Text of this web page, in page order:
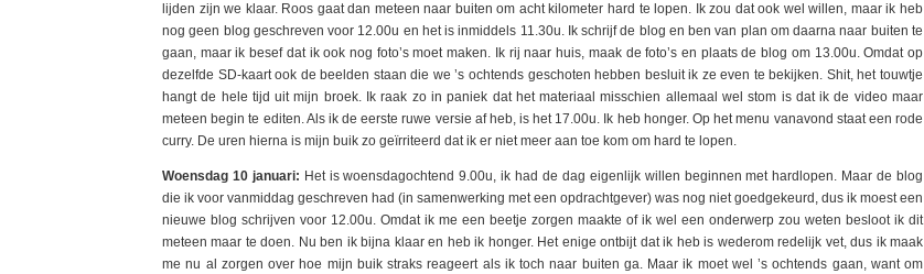
lijden zijn we klaar. Roos gaat dan meteen naar buiten om acht kilometer hard te lopen. Ik zou dat ook wel willen, maar ik heb
nog geen blog geschreven voor 12.00u en het is inmiddels 11.30u. Ik schrijf de blog en ben van plan om daarna naar buiten te
gaan, maar ik besef dat ik ook nog foto’s moet maken. Ik rij naar huis, maak de foto’s en plaats de blog om 13.00u. Omdat op
dezelfde SD-kaart ook de beelden staan die we ’s ochtends geschoten hebben besluit ik ze even te bekijken. Shit, het touwtje
hangt de hele tijd uit mijn broek. Ik raak zo in paniek dat het materiaal misschien allemaal wel stom is dat ik de video maar
meteen begin te editen. Als ik de eerste ruwe versie af heb, is het 17.00u. Ik heb honger. Op het menu vanavond staat een rode
curry. De uren hierna is mijn buik zo geïrriteerd dat ik er niet meer aan toe kom om hard te lopen.
Woensdag 10 januari: Het is woensdagochtend 9.00u, ik had de dag eigenlijk willen beginnen met hardlopen. Maar de blog
die ik voor vanmiddag geschreven had (in samenwerking met een opdrachtgever) was nog niet goedgekeurd, dus ik moest een
nieuwe blog schrijven voor 12.00u. Omdat ik me een beetje zorgen maakte of ik wel een onderwerp zou weten besloot ik dit
meteen maar te doen. Nu ben ik bijna klaar en heb ik honger. Het enige ontbijt dat ik heb is wederom redelijk vet, dus ik maak
me nu al zorgen over hoe mijn buik straks reageert als ik toch naar buiten ga. Maar ik moet wel ’s ochtends gaan, want om